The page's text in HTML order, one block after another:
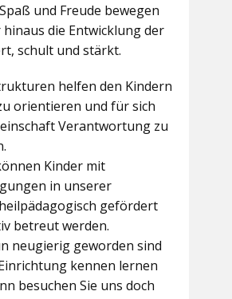
und Freude bewegen
die Entwicklung der
schult und stärkt.
helfen den Kindern
orientieren und für sich
Verantwortung zu
Kinder mit
in unserer
gefördert
betreut werden.
neugierig geworden sind
kennen lernen
besuchen Sie uns doch